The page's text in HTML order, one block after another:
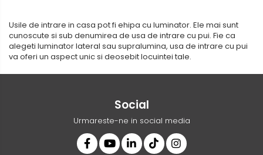
Usile de intrare in casa pot fi ehipa cu luminator. Ele mai sunt
cunoscute si sub denumirea de usa de intrare cu pui. Fie ca
alegeti luminator lateral sau supralumina, usa de intrare cu pui
va oferi un aspect unic si deosebit locuintei tale.
Social
Urmareste-ne in social media